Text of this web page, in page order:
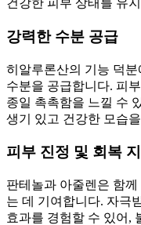
건강한 피부 상태를 유
강력한 수분 공급
히알루론산의 기능 덕
수분을 공급합니다. 피
종일 촉촉함을 느낄 수
생기 있고 건강한 모습
피부 진정 및 회복
판테놀과 아줄렌은 함
는 데 기여합니다. 자극
효과를 경험할 수 있어,